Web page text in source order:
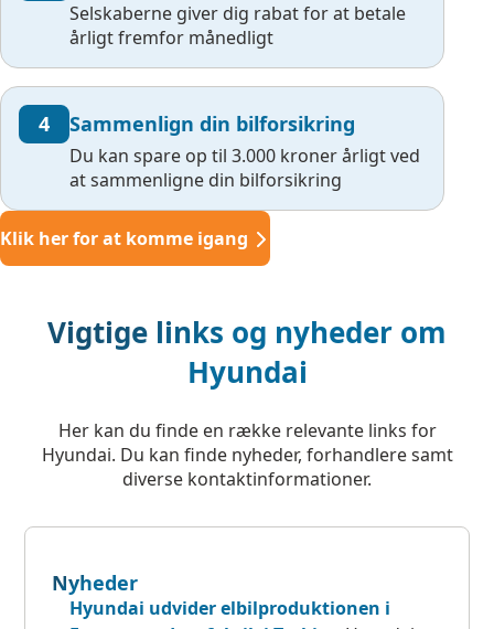
Selskaberne giver dig rabat for at betale
årligt fremfor månedligt
4 Sammenlign din bilforsikring
Du kan spare op til 3.000 kroner årligt ved
at sammenligne din bilforsikring
Klik her for at komme igang
Vigtige links og nyheder om
Hyundai
Her kan du finde en række relevante links for
Hyundai. Du kan finde nyheder, forhandlere samt
diverse kontaktinformationer.
Nyheder
Hyundai udvider elbilproduktionen i